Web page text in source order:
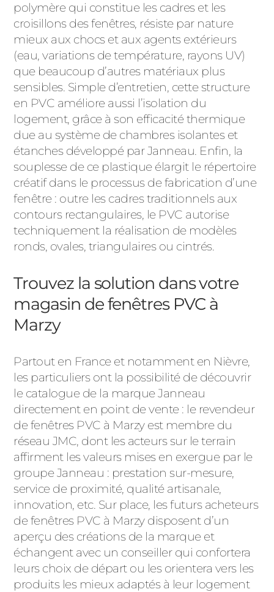
polymère qui constitue les cadres et les
croisillons des fenêtres, résiste par nature
mieux aux chocs et aux agents extérieurs
(eau, variations de température, rayons UV)
que beaucoup d’autres matériaux plus
sensibles. Simple d’entretien, cette structure
en PVC améliore aussi l’isolation du
logement, grâce à son efficacité thermique
due au système de chambres isolantes et
étanches développé par Janneau. Enfin, la
souplesse de ce plastique élargit le répertoire
créatif dans le processus de fabrication d’une
fenêtre : outre les cadres traditionnels aux
contours rectangulaires, le PVC autorise
techniquement la réalisation de modèles
ronds, ovales, triangulaires ou cintrés.
Trouvez la solution dans votre
magasin de fenêtres PVC à
Marzy
Partout en France et notamment en Nièvre,
les particuliers ont la possibilité de découvrir
le catalogue de la marque Janneau
directement en point de vente : le revendeur
de fenêtres PVC à Marzy est membre du
réseau JMC, dont les acteurs sur le terrain
affirment les valeurs mises en exergue par le
groupe Janneau : prestation sur-mesure,
service de proximité, qualité artisanale,
innovation, etc. Sur place, les futurs acheteurs
de fenêtres PVC à Marzy disposent d’un
aperçu des créations de la marque et
échangent avec un conseiller qui confortera
leurs choix de départ ou les orientera vers les
produits les mieux adaptés à leur logement